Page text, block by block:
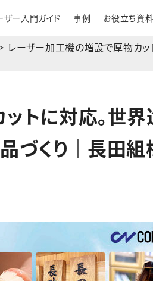
ザー入門ガイド 事例 お役立ち資料
レーザー加工機の増設で厚物カッ
トに対応。世界
づくり｜長田組